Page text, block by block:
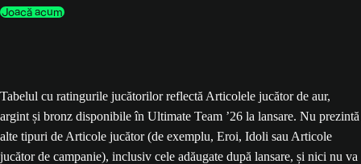
Joacă acum
Tabelul cu ratingurile jucătorilor reflectă Articolele jucător de aur,
argint și bronz disponibile în Ultimate Team ’26 la lansare. Nu prezintă
alte tipuri de Articole jucător (de exemplu, Eroi, Idoli sau Articole
jucător de campanie), inclusiv cele adăugate după lansare, și nici nu va